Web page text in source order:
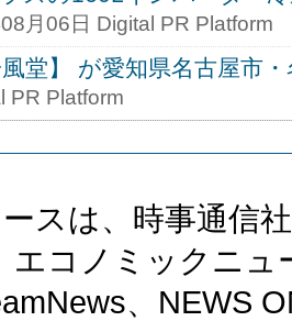
月06日 Digital PR Platform
堂】 が愛知県名古屋市
PR Platform
スは、時事通信
エコノミックニ
、NEWS